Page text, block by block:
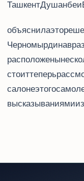
Ташкент, Душанбе и
Utair объяснила это
Черномырдина в
расположены
стоит теперь
салоне этого
высказываниями